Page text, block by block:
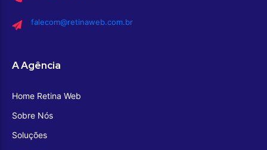
falecom@retinaweb.com.br
A Agência
Home Retina Web
Sobre Nós
Soluções